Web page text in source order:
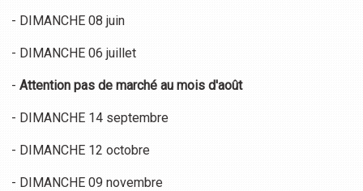
- DIMANCHE 08 juin
- DIMANCHE 06 juillet
-Attention pas de marché au mois d'août
- DIMANCHE 14 septembre
- DIMANCHE 12 octobre
- DIMANCHE 09 novembre